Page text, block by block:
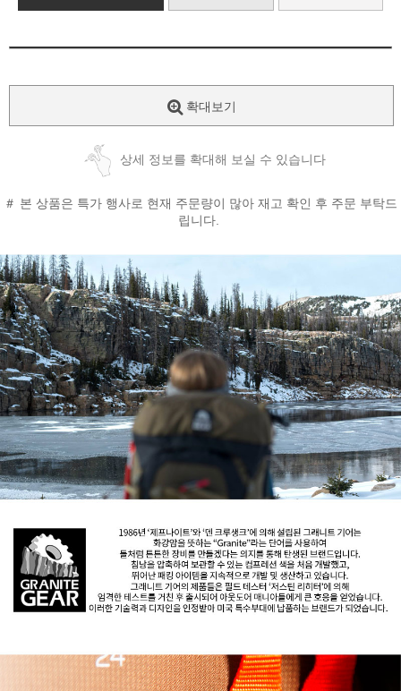
확대보기
상세 정보를 확대해 보실 수 있습니다
＃ 본 상품은 특가 행사로 현재 주문량이 많아 재고 확인 후 주문 부탁드
립니다.